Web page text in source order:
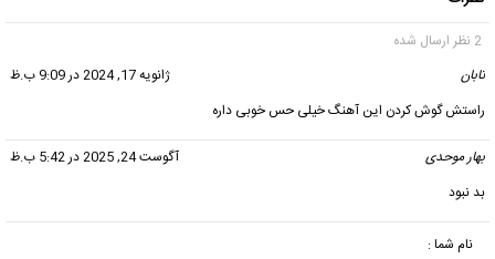
2 نظر ارسال شده
تابان
ژانویه 17, 2024 در 9:09 ب.ظ
راستش گوش کردن این آهنگ خیلی حس خوبی داره
بهار موحدی
آگوست 24, 2025 در 5:42 ب.ظ
بد نبود
نام شما :